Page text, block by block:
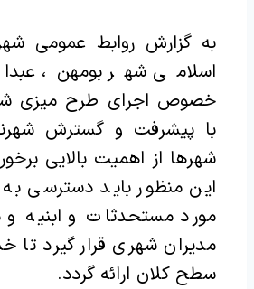
به گزارش روابط عمومی
اسلامی شهر بومهن،
خصوص اجرای طرح میزی
با پیشرفت و گسترش
شهرها از اهمیت بالایی
این منظور باید دسترسی به
مورد مستحدثات و ابنیه و
مدیران شهری قرار گیرد تا
سطح کلان ارائه گردد.